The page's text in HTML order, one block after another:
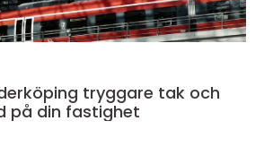
tak och
på din fastighet